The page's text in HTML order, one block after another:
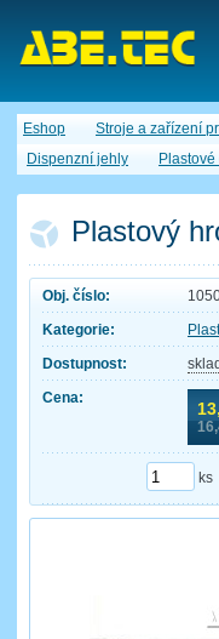
Eshop Stroje a zařízení
Dispenzní jehly
Plastový
Obj. číslo:
Kategorie:
Dostupnost:
Cena:
ks